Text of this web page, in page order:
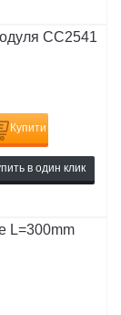
CC2541
Купити
в один клик
L=300mm